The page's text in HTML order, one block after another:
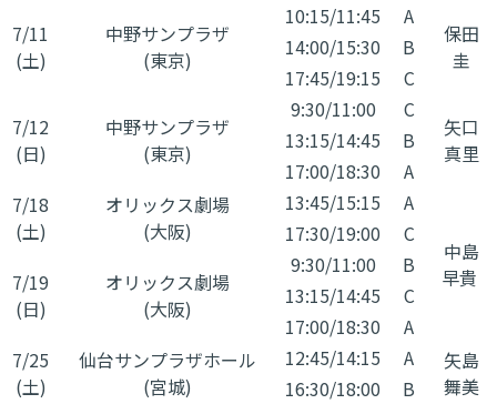
7/11
(土)
中野サンプラザ
(東京)
10:15/11:45 A
保田
圭
14:00/15:30
B
17:45/19:15
C
7/12
(日)
中野サンプラザ
​(東京)
9:30/11:00 C
矢口
真里
13:15/14:45
B
17:00/18:30
A
7/18
(土)
オリックス劇場
(大阪)
13:45/15:15
A
中島
早貴
17:30/19:00
C
7/19
(日)
オリックス劇場
(大阪)
9:30/11:00
B
13:15/14:45
C
17:00/18:30
A
7/25
(土)
仙台サンプラザホール
(宮城)
12:45/14:15 A
矢島
舞美
16:30/18:00
B